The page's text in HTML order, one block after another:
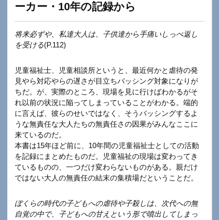
ーカー・10年の記録から
将来必ずや、私達大人は、子供達から手痛いしっぺ返し
を受ける(P.112)
児童福祉士、児童相談所というと、最近何かと虐待の発
見やら対応やらの遅さが目立ちバッシング対象になりが
ちだ。が、実際のところ、現場を見に行けばわかるがそ
れ以前の状況に陥ってしまっていることがわかる。端的
に言えば、彼らのせいではなく、そうバッシングするよ
うな無責任な大人たちの無責任さの因果がみんなここに
来ているのだ。
本書は15年ほど前に、10年間の児童福祉士としての活動
を記録にまとめたものだ。児童福祉の現場は変わってき
ているものの、一つだけ変わらないものがある。親だけ
ではない大人の無責任の結末の集積場だということだ。
ぼくらの時代の子どもへの虐待や子殺しは、次代への無
自覚の中で、子どもへの甘えという形で噴出してしまっ